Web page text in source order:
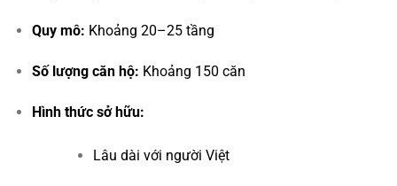
Quy mô: Khoảng 20–25 tầng
Số lượng căn hộ: Khoảng 150 căn
Hình thức sở hữu:
Lâu dài với người Việt